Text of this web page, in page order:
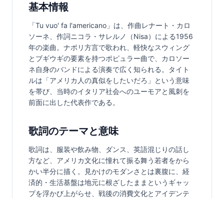
基本情報
「Tu vuo' fa l'americano」は、作曲レナート・カロ
ソーネ、作詞ニコラ・サレルノ（Nisa）による1956
年の楽曲。ナポリ方言で歌われ、軽快なスウィング
とブギウギの要素を持つポピュラー曲で、カロソー
ネ自身のバンドによる演奏で広く知られる。タイト
ルは「アメリカ人の真似をしたいだろ」という意味
を帯び、当時のイタリア社会へのユーモアと風刺を
前面に出した代表作である。
歌詞のテーマと意味
歌詞は、服装や飲み物、ダンス、英語混じりの話し
方など、アメリカ文化に憧れて振る舞う若者をから
かい半分に描く。見かけのモダンさとは裏腹に、経
済的・生活基盤は地元に根ざしたままというギャッ
プを浮かび上がらせ、戦後の消費文化とアイデンテ